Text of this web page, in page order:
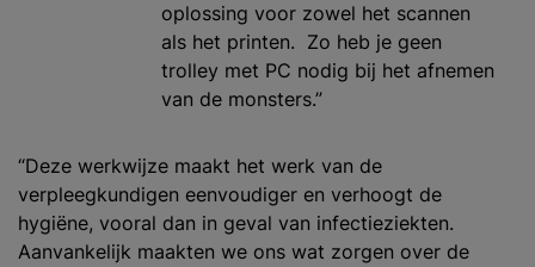
oplossing voor zowel het scannen
als het printen. Zo heb je geen
trolley met PC nodig bij het afnemen
van de monsters.”
“Deze werkwijze maakt het werk van de
verpleegkundigen eenvoudiger en verhoogt de
hygiëne, vooral dan in geval van infectieziekten.
Aanvankelijk maakten we ons wat zorgen over de